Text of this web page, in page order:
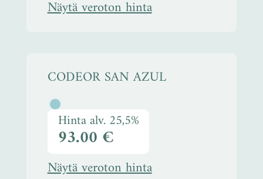
Näytä veroton hinta
CODEOR SAN AZUL
Hinta alv. 25,5%
93.00 €
Näytä veroton hinta